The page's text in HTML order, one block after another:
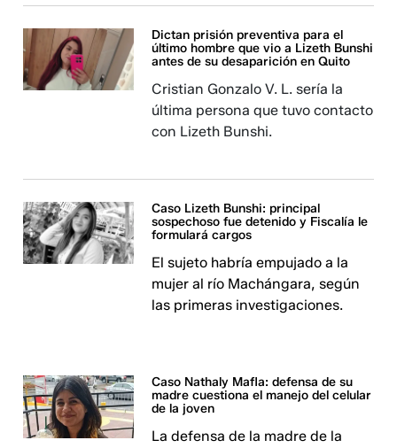
Dictan prisión preventiva para el
último hombre que vio a Lizeth Bunshi
antes de su desaparición en Quito
Cristian Gonzalo V. L. sería la
última persona que tuvo contacto
con Lizeth Bunshi.
Caso Lizeth Bunshi: principal
sospechoso fue detenido y Fiscalía le
formulará cargos
El sujeto habría empujado a la
mujer al río Machángara, según
las primeras investigaciones.
Caso Nathaly Mafla: defensa de su
madre cuestiona el manejo del celular
de la joven
La defensa de la madre de la